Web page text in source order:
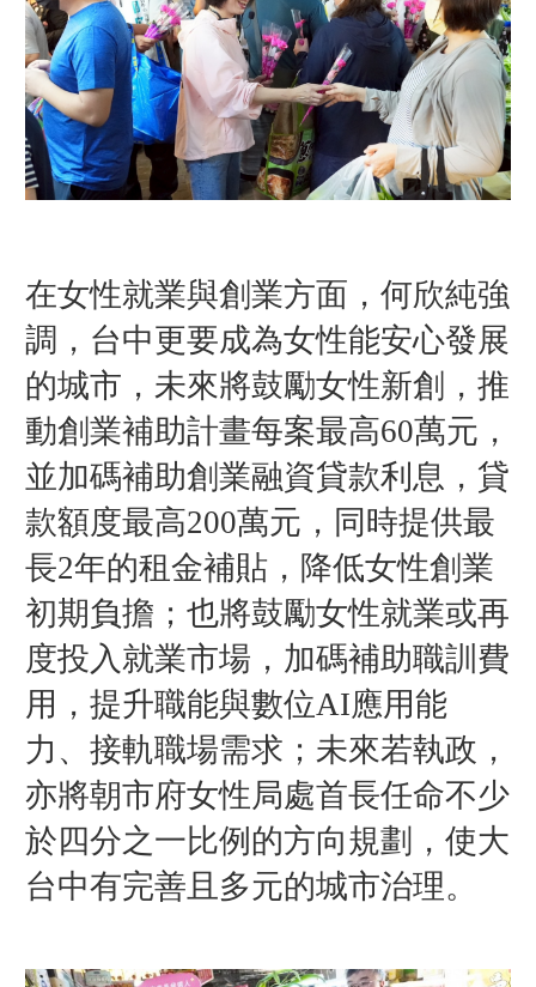
在女性就業與創業方面，何欣純強
調，台中更要成為女性能安心發展
的城市，未來將鼓勵女性新創，推
動創業補助計畫每案最高60萬元，
並加碼補助創業融資貸款利息，貸
款額度最高200萬元，同時提供最
長2年的租金補貼，降低女性創業
初期負擔；也將鼓勵女性就業或再
度投入就業市場，加碼補助職訓費
用，提升職能與數位AI應用能
力、接軌職場需求；未來若執政，
亦將朝市府女性局處首長任命不少
於四分之一比例的方向規劃，使大
台中有完善且多元的城市治理。